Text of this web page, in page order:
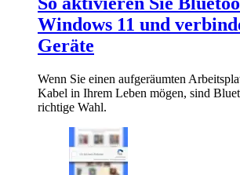
Windows 11 und
Geräte
Wenn Sie einen aufgeräumten
Kabel in Ihrem Leben mögen, sind
richtige Wahl.